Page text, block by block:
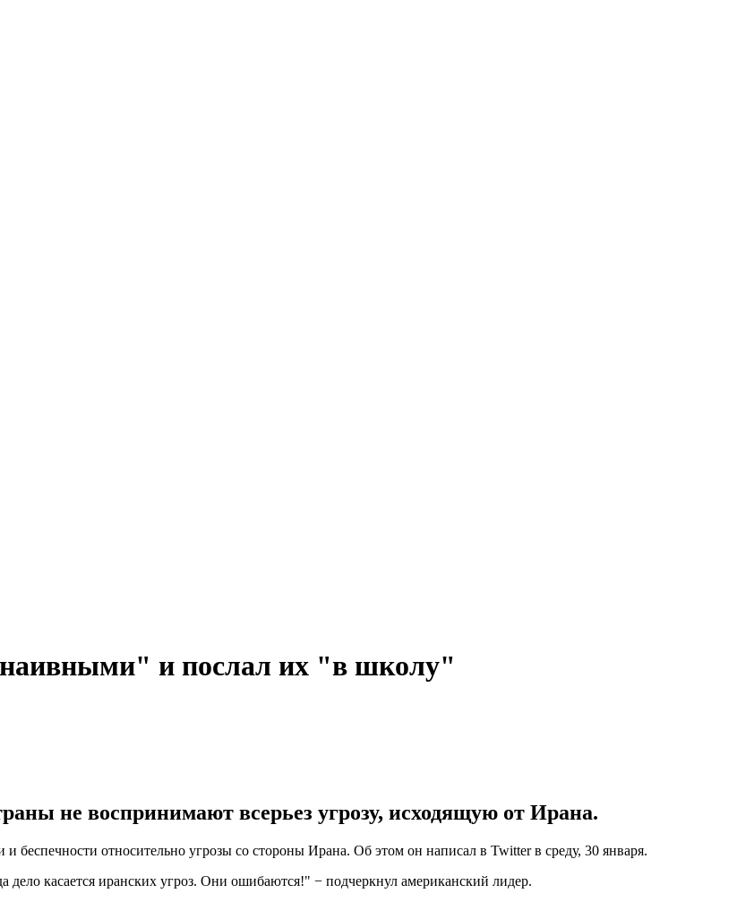
и послал их "в школу"
не воспринимают всерьез угрозу, исходящую от Ирана.
относительно угрозы со стороны Ирана. Об этом он написал в Twitter в среду, 30 января.
касается иранских угроз. Они ошибаются!" − подчеркнул американский лидер.